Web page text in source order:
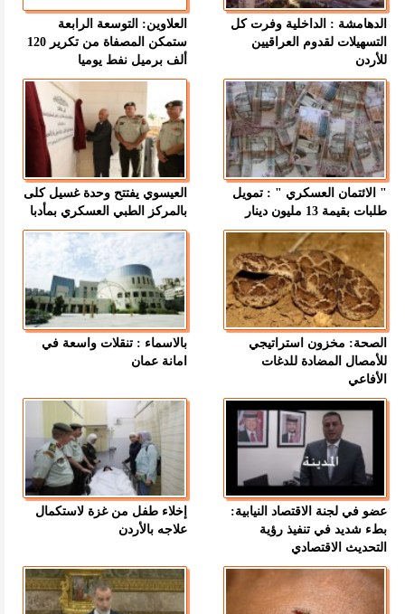
الدهامشة : الداخلية وفرت كل
التسهيلات لقدوم العراقيين
للأردن
العلاوين: التوسعة الرابعة
ستمكن المصفاة من تكرير 120
ألف برميل نفط يوميا
" الائتمان العسكري " : تمويل
طلبات بقيمة 13 مليون دينار
العيسوي يفتتح وحدة غسيل كلى
بالمركز الطبي العسكري بمأدبا
الصحة: مخزون استراتيجي
للأمصال المضادة للدغات
الأفاعي
بالاسماء : تنقلات واسعة في
امانة عمان
عضو في لجنة الاقتصاد النيابية:
بطء شديد في تنفيذ رؤية
التحديث الاقتصادي
إخلاء طفل من غزة لاستكمال
علاجه بالأردن